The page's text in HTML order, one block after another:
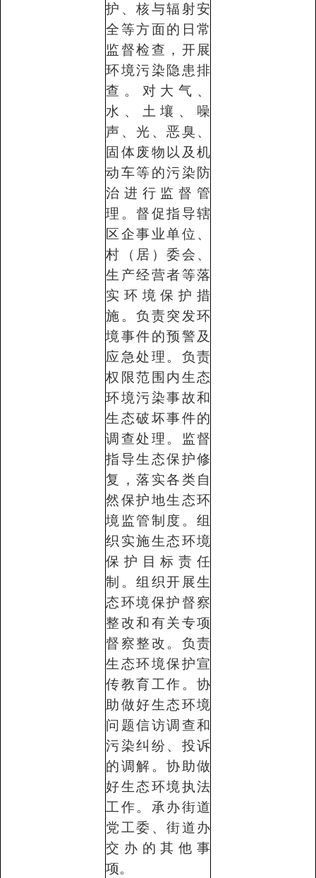
护、核与辐射安
全等方面的日常
监督检查，开展
环境污染隐患排
查。对大气、
水、土壤、噪
声、光、恶臭、
固体废物以及机
动车等的污染防
治进行监督管
理。督促指导辖
区企事业单位、
村（居）委会、
生产经营者等落
实环境保护措
施。负责突发环
境事件的预警及
应急处理。负责
权限范围内生态
环境污染事故和
生态破坏事件的
调查处理。监督
指导生态保护修
复，落实各类自
然保护地生态环
境监管制度。组
织实施生态环境
保护目标责任
制。组织开展生
态环境保护督察
整改和有关专项
督察整改。负责
生态环境保护宣
传教育工作。协
助做好生态环境
问题信访调查和
污染纠纷、投诉
的调解。协助做
好生态环境执法
工作。承办街道
党工委、街道办
交办的其他事
项。